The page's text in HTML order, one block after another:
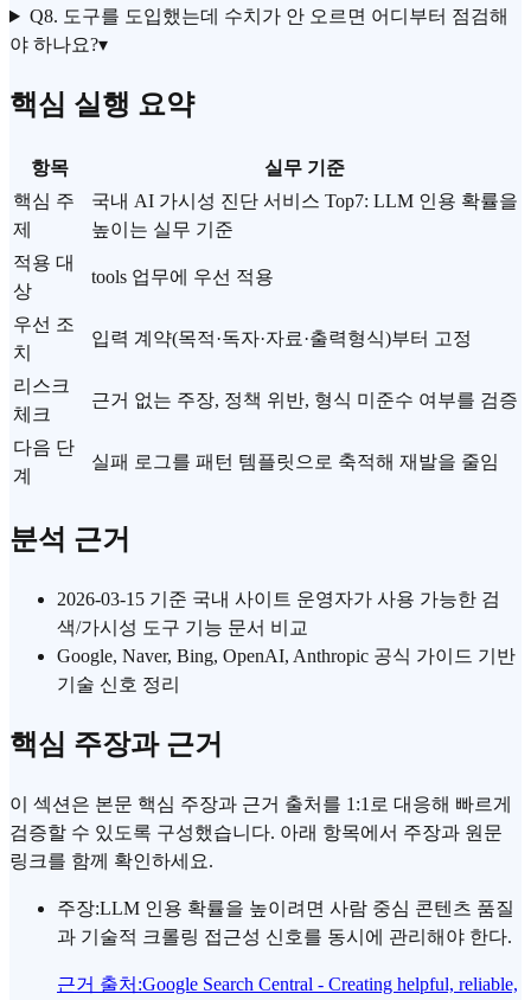
Q8. 도구를 도입했는데 수치가 안 오르면 어디부터 점검해
야 하나요?▾
핵심 실행 요약
항목
실무 기준
핵심 주
제
국내 AI 가시성 진단 서비스 Top7: LLM 인용 확률을
높이는 실무 기준
적용 대
상
tools 업무에 우선 적용
우선 조
치
입력 계약(목적·독자·자료·출력형식)부터 고정
리스크
체크
근거 없는 주장, 정책 위반, 형식 미준수 여부를 검증
다음 단
계
실패 로그를 패턴 템플릿으로 축적해 재발을 줄임
분석 근거
2026-03-15 기준 국내 사이트 운영자가 사용 가능한 검
색/가시성 도구 기능 문서 비교
Google, Naver, Bing, OpenAI, Anthropic 공식 가이드 기반
기술 신호 정리
핵심 주장과 근거
이 섹션은 본문 핵심 주장과 근거 출처를 1:1로 대응해 빠르게
검증할 수 있도록 구성했습니다. 아래 항목에서 주장과 원문
링크를 함께 확인하세요.
주장:LLM 인용 확률을 높이려면 사람 중심 콘텐츠 품질
과 기술적 크롤링 접근성 신호를 동시에 관리해야 한다.
근거 출처 :Google Search Central - Creating helpful, reliable,